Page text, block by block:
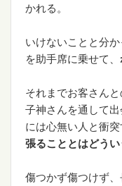
かれる。
いけないことと分
を助手席に乗せて、
それまでお客さん
子神さんを通して
には心無い人と衝
張ることとはどう
傷つかず傷つけず